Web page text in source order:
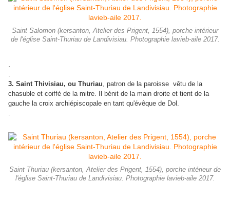
Saint Salomon (kersanton, Atelier des Prigent, 1554), porche intérieur
de l'église Saint-Thuriau de Landivisiau. Photographie lavieb-aile 2017.
3. Saint Thivisiau, ou Thuriau, patron de la paroisse vêtu de la
chasuble et coiffé de la mitre. Il bénit de la main droite et tient de la
gauche la croix archiépiscopale en tant qu'évêque de Dol.
.
Saint Thuriau (kersanton, Atelier des Prigent, 1554), porche intérieur de
l'église Saint-Thuriau de Landivisiau. Photographie lavieb-aile 2017.